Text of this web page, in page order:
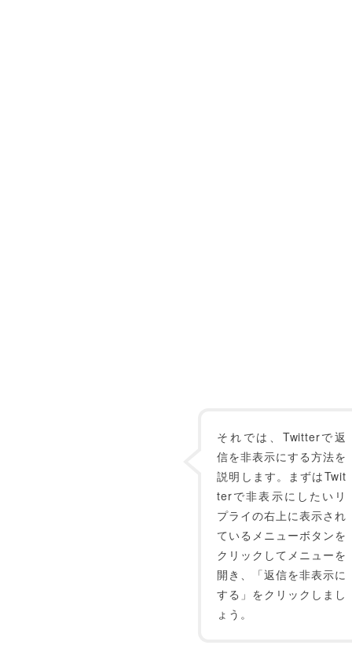
それでは、Twitterで返
信を非表示にする方法を
説明します。まずはTwit
terで非表示にしたいリ
プライの右上に表示され
ているメニューボタンを
クリックしてメニューを
開き、「返信を非表示に
する」をクリックしまし
ょう。